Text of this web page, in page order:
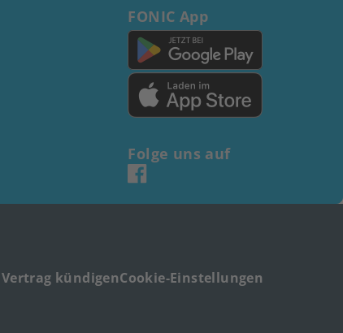
FONIC App
Folge uns auf
Vertrag kündigenCookie-Einstellungen